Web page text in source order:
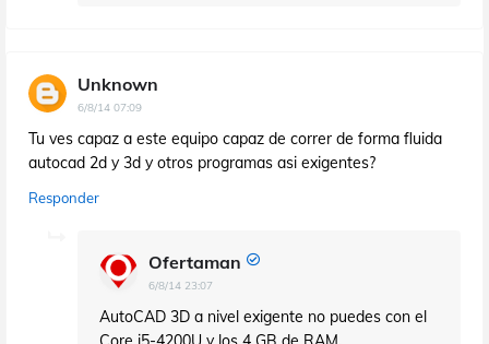
Unknown
6/8/14 07:09
Tu ves capaz a este equipo capaz de correr de forma fluida
autocad 2d y 3d y otros programas asi exigentes?
Responder
Ofertaman
6/8/14 23:07
AutoCAD 3D a nivel exigente no puedes con el